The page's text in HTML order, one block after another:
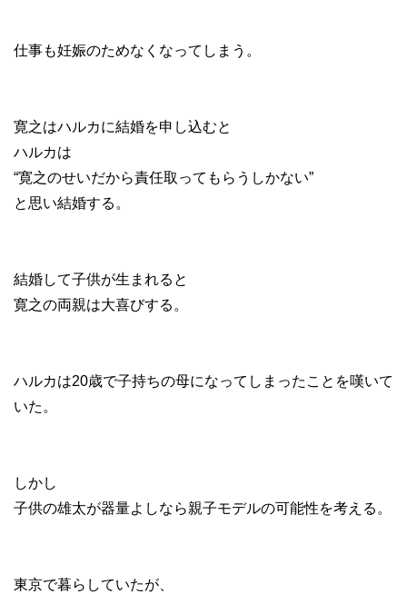
仕事も妊娠のためなくなってしまう。
寛之はハルカに結婚を申し込むと
ハルカは
“寛之のせいだから責任取ってもらうしかない”
と思い結婚する。
結婚して子供が生まれると
寛之の両親は大喜びする。
ハルカは20歳で子持ちの母になってしまったことを嘆いて
いた。
しかし
子供の雄太が器量よしなら親子モデルの可能性を考える。
東京で暮らしていたが、